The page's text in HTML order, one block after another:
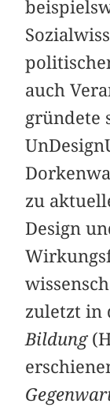
auch
gründete
zu
Design
zuletzt in
Bildung